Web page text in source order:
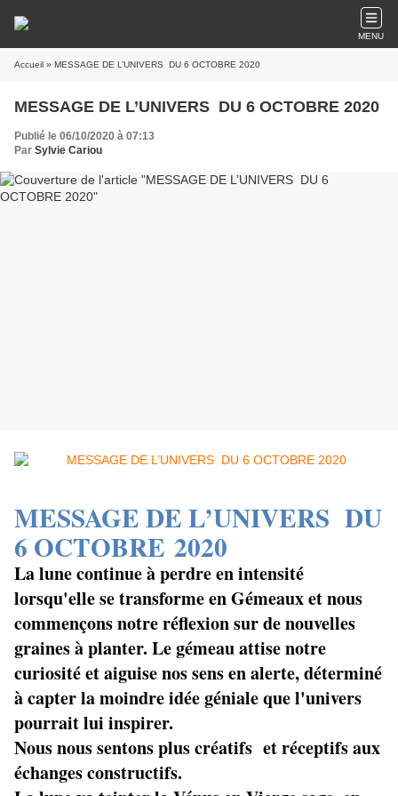
MENU
Accueil » MESSAGE DE L’UNIVERS DU 6 OCTOBRE 2020
MESSAGE DE L’UNIVERS DU 6 OCTOBRE 2020
Publié le 06/10/2020 à 07:13
Par Sylvie Cariou
MESSAGE DE L’UNIVERS DU
6 OCTOBRE 2020
La lune continue à perdre en intensité
lorsqu'elle se transforme en Gémeaux et nous
commençons notre réflexion sur de nouvelles
graines à planter. Le gémeau attise notre
curiosité et aiguise nos sens en alerte, déterminé
à capter la moindre idée géniale que l'univers
pourrait lui inspirer.
Nous nous sentons plus créatifs et réceptifs aux
échanges constructifs.